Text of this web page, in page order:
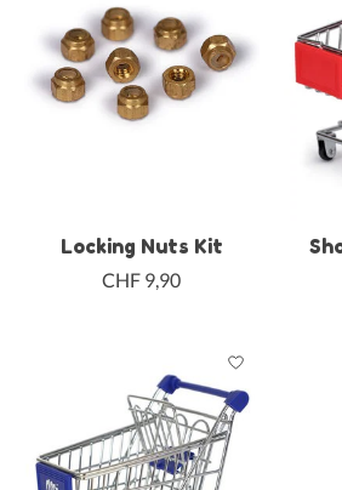
Locking Nuts Kit
CHF 9,90